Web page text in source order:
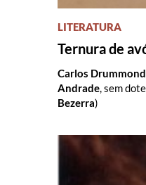
LITERATURA
Ternura de
Carlos
Andrade , sem
Bezerra)